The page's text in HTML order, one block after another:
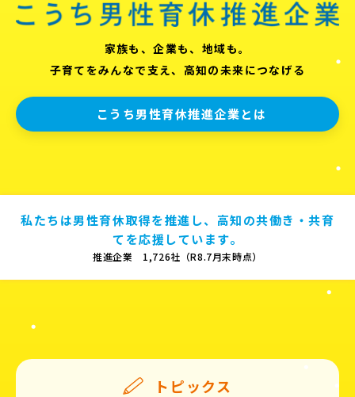
家族も、企業も、地域も。
子育てをみんなで支え、高知の未来につなげる
こうち男性育休推進企業とは
私たちは男性育休取得を推進し、高知の共働き・共育
てを応援しています。
推進企業 1,726社（R8.7月末時点）
トピックス